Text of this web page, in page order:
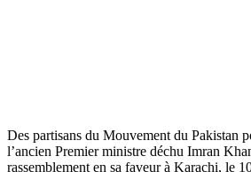
Des partisans du Mouvement du Pakistan
l’ancien Premier ministre déchu Imran
rassemblement en sa faveur à Karachi, le